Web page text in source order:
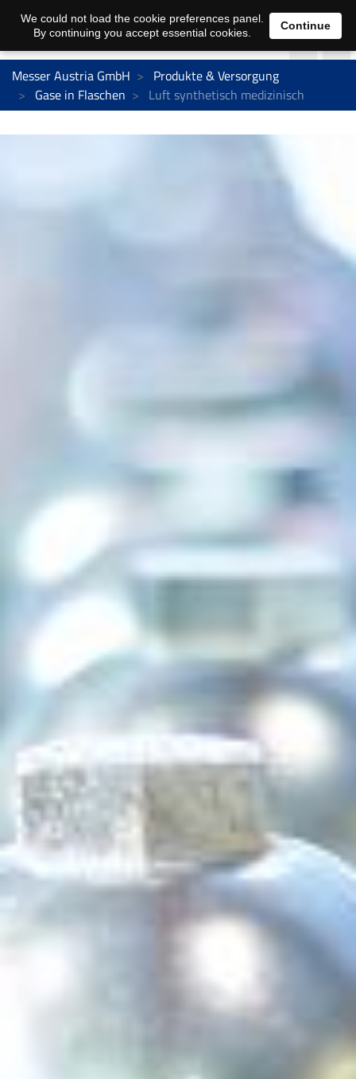
Messer Austria GmbH
Produkte & Versorgung
Gase in Flaschen
Luft synthetisch medizinisch
We could not load the cookie preferences panel.
By continuing you accept essential cookies.
Continue